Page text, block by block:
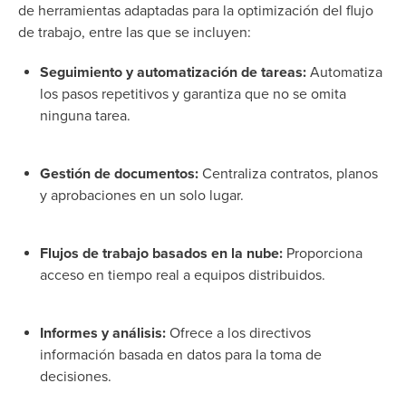
de herramientas adaptadas para la optimización del flujo
de trabajo, entre las que se incluyen:
Seguimiento y automatización de tareas: Automatiza
los pasos repetitivos y garantiza que no se omita
ninguna tarea.
Gestión de documentos: Centraliza contratos, planos
y aprobaciones en un solo lugar.
Flujos de trabajo basados en la nube: Proporciona
acceso en tiempo real a equipos distribuidos.
Informes y análisis: Ofrece a los directivos
información basada en datos para la toma de
decisiones.